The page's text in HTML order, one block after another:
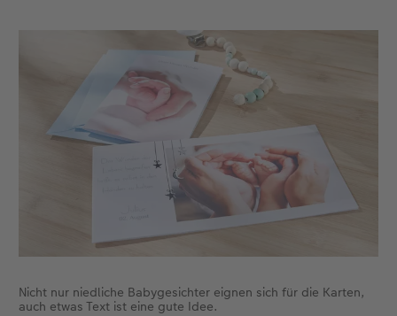
Nicht nur niedliche Babygesichter eignen sich für die Karten,
auch etwas Text ist eine gute Idee.